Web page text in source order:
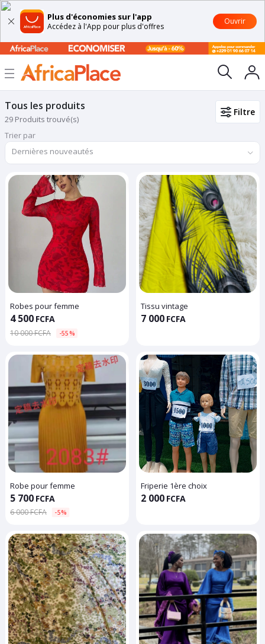
Plus d'économies sur l'app
Accédez à l'App pour plus d'offres
Ouvrir
Tous les produits
29 Produits trouvé(s)
Filtre
Trier par
Dernières nouveautés
Robes pour femme
4 500 FCFA
10 000 FCFA -55%
Tissu vintage
7 000 FCFA
Robe pour femme
5 700 FCFA
6 000 FCFA -5%
Friperie 1ère choix
2 000 FCFA